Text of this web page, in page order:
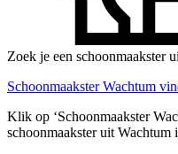
Zoek je een schoonmaakster
Schoonmaakster Wachtum
Klik op ‘Schoonmaakster
schoonmaakster uit Wachtum